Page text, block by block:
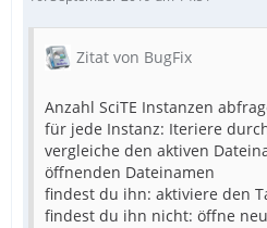
Zitat von BugFix
Anzahl SciTE Instanzen
für jede Instanz: Iteriere
vergleiche den aktiven
öffnenden Dateinamen
findest du ihn: aktiviere den
findest du ihn nicht: öffne neu